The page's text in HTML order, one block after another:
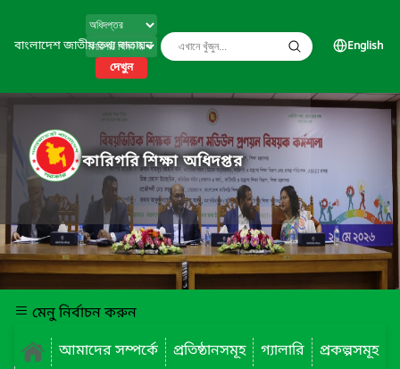
বাংলাদেশ জাতীয় তথ্য বাতায়ন
দেখুন
English
কারিগরি শিক্ষা অধিদপ্তর
মেনু নির্বাচন করুন
আমাদের সম্পর্কে
প্রতিষ্ঠানসমূহ গ্যালারি
প্রকল্পসমূহ